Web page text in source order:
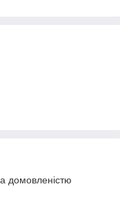
домовленістю